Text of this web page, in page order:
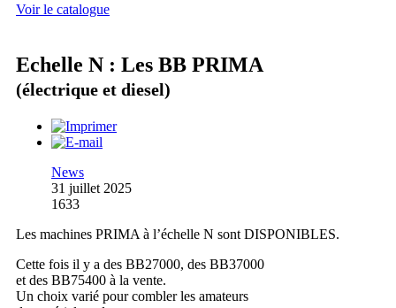
Voir le catalogue
Echelle N : Les BB PRIMA
(électrique et diesel)
News
31 juillet 2025
1633
Les machines PRIMA à l’échelle N sont DISPONIBLES.
Cette fois il y a des BB27000, des BB37000
et des BB75400 à la vente.
Un choix varié pour combler les amateurs